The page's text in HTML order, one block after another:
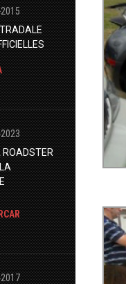
ROADSTER